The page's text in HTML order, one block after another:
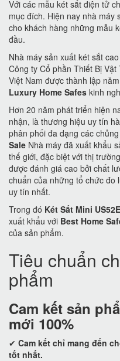
Với các mẫu két sắt điện tử
mục đích. Hiện nay nhà máy
cho khách hàng những mẫu
đầu.
Nhà máy sản xuất két sắt
Công ty Cổ phần Thiết Bị
Việt Nam được thành lập
Luxury Home Safes kinh
Hơn 20 năm phát triển hiện
nhận, là thương hiệu uy tín
phân phối đa dạng các
Sale Nhà máy đã xuất khẩu
thế giới, đặc biệt với thị
được đánh giá cao bởi chất
chuẩn của những tổ chức đo
uy tín nhất.
Trong đó Két Sắt Mini
xuất khẩu với Best Home
của sản phẩm.
Tiêu chuẩn
phẩm
Cam kết sản
mới 100%
✔ Cam kết chỉ mang đến
tốt nhất.